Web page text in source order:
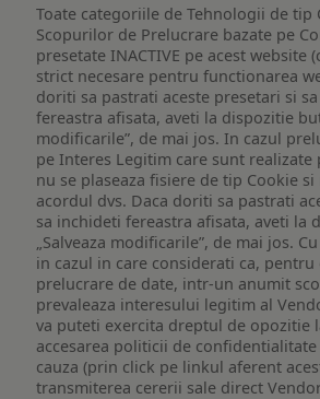
Toate categoriile de Tehnologii de tip
Scopurilor de Prelucrare bazate pe
presetate INACTIVE pe acest website
strict necesare pentru functionarea
doriti sa pastrati aceste presetari si
fereastra afisata, aveti la dispozitie
modificarile”, de mai jos. In cazul
pe Interes Legitim care sunt realizate
nu se plaseaza fisiere de tip Cookie si
acordul dvs. Daca doriti sa pastrati
sa inchideti fereastra afisata, aveti la
„Salveaza modificarile”, de mai jos.
in cazul in care considerati ca, pentru
prelucrare de date, intr-un anumit
prevaleaza interesului legitim al
va puteti exercita dreptul de opozitie
accesarea politicii de
cauza (prin click pe linkul aferent
transmiterea cererii sale direct